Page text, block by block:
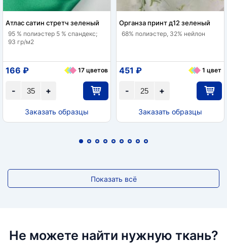
Атлас сатин стретч зеленый
95 % полиэстер 5 % спандекс;
93 гр/м2
+
-
166 ₽ 17 цветов
Заказать образцы
Органза принт д12 зеленый
68% полиэстер, 32% нейлон
+
-
451 ₽ 1 цвет
Заказать образцы
Показать всё
Не можете найти нужную ткань?